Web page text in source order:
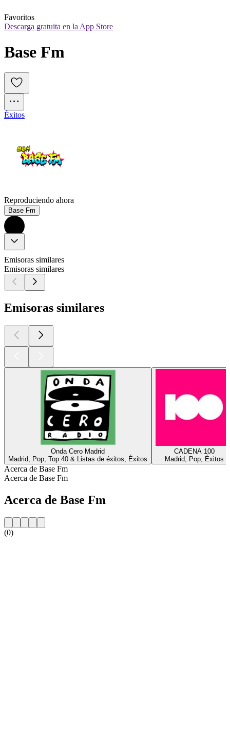
Favoritos
Descarga gratuita en la App Store
Base Fm
Éxitos
Reproduciendo ahora
Base Fm
Emisoras similares
Emisoras similares
Emisoras similares
Onda Cero Madrid
Madrid, Pop, Top 40 & Listas de éxitos, Éxitos
CADENA 100
Madrid, Pop, Éxitos
Acerca de Base Fm
Acerca de Base Fm
Acerca de Base Fm
(0)